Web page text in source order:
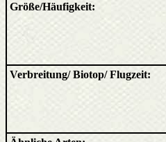
Größe/Häufigkeit:
Verbreitung/ Biotop/ Flugzeit: